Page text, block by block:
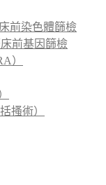
前染色體篩檢
前基因篩檢
）
搔術）